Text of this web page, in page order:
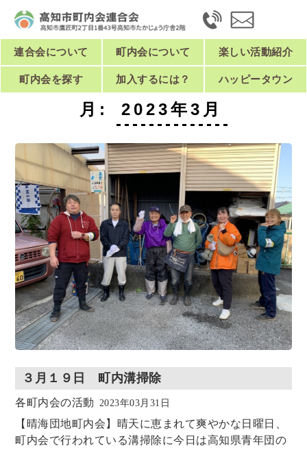
連合会について 町内会について 楽しい活動紹介
町内会を探す 加入するには？ ハッピータウン
月: 2023年3月
３月１９日 町内溝掃除
各町内会の活動 2023年03月31日
【晴海団地町内会】晴天に恵まれて爽やかな日曜日、
町内会で行われている溝掃除に今日は高知県青年団の